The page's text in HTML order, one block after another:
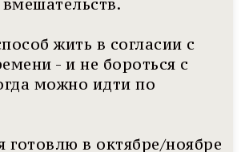
жить в согласии с
- и не бороться с
можно идти по
готовлю в октябре/ноябре